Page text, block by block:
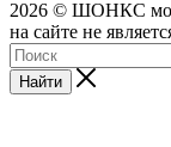
2026 © ШОНКС
на сайте не
Найти